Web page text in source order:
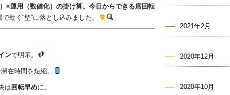
×運用（数値化）の掛け算。今日からできる席回転
動く“型”に落とし込みました。
ンで明示。
在時間を短縮。
は回転早めに。
2021年2月
2020年12月
2020年10月